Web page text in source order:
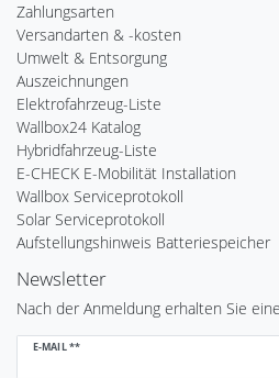
Zahlungsarten
Versandarten & -kosten
Umwelt & Entsorgung
Auszeichnungen
Elektrofahrzeug-Liste
Wallbox24 Katalog
Hybridfahrzeug-Liste
E-CHECK E-Mobilität Installation
Wallbox Serviceprotokoll
Solar Serviceprotokoll
Aufstellungshinweis Batteriespeicher
Newsletter
Nach der Anmeldung erhalten Sie
E-MAIL **
Newsletter